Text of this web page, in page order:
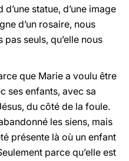
statue, d’une image
d’un rosaire, nous
seuls, qu’elle nous
que Marie a voulu être
ses enfants, avec sa
du côté de la foule.
les siens, mais
présente là où un enfant
parce qu’elle est